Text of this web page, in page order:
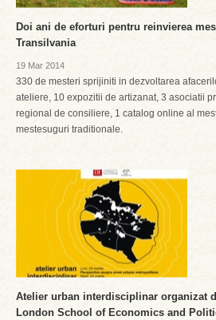
Doi ani de eforturi pentru reinvierea
Transilvania
19 Mar 2014
330 de mesteri sprijiniti in dezvoltarea
ateliere, 10 expozitii de artizanat, 3 asociatii
regional de consiliere, 1 catalog online al
mestesuguri traditionale.
Atelier urban interdisciplinar organizat
London School of Economics and